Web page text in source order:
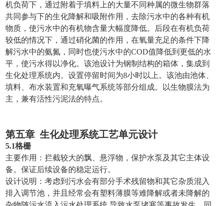
机负荷下，通过附着于填料上的大量不同种属的微生物群落
共同参与下的生化降解和吸附作用，去除污水中的各种有机
物质，使污水中的有机物含量大幅度降低。后段在有机负荷
较低的情况下，通过硝化菌的作用，在氧量充足的条件下降
解污水中的氨氮，同时也使污水中的COD值降低到更低的水
平，使污水得以净化。该池设计为钢制结构的箱体，集成到
生化处理系统内。设置停留时间为8小时以上。该池由池体、
填料、布水装置和充氧曝气系统等部分组成。以生物膜法为
主，兼有活性污泥法的特点。
第五章 生化处理系统工艺单元设计
5.1格栅
主要作用：拦截较大的飘、悬浮物，保护水泵及其它主体设
备。保证后续设备的稳定运行。
设计说明：考虑到污水会有部分手术残留物和其它杂质混入
排入调节池，并且经常会有塑料薄膜等难降解或者未降解的